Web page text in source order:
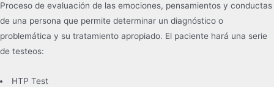
Proceso de evaluación de las emociones, pensamientos y conductas
de una persona que permite determinar un diagnóstico o
problemática y su tratamiento apropiado. El paciente hará una serie
de testeos:
HTP Test